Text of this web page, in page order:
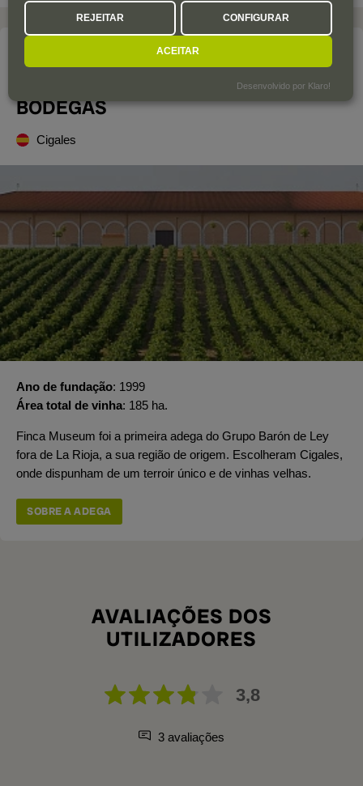
FINCA MUSEUM VIÑEDOS Y
BODEGAS
Cigales
Ano de fundação 1999
Área total de vinha 185 ha.
Finca Museum foi a primeira adega do Grupo Barón de Ley
fora de La Rioja, a sua região de origem. Escolheram Cigales,
onde dispunham de um terroir único e de vinhas velhas.
SOBRE A ADEGA
AVALIAÇÕES DOS
UTILIZADORES
3,8
3 avaliações
REJEITAR CONFIGURAR
ACEITAR
Desenvolvido por Klaro!